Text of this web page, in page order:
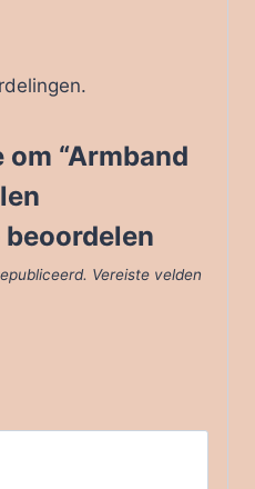
om “Armband
Vereiste velden